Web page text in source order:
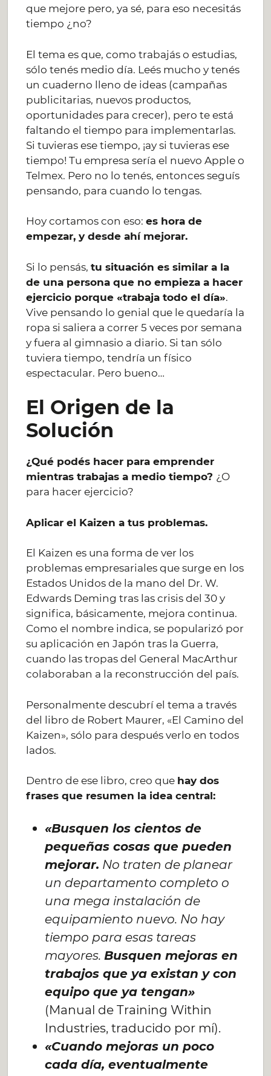
que mejore pero, ya sé, para eso necesitás
tiempo ¿no?
El tema es que, como trabajás o estudias,
sólo tenés medio día. Leés mucho y tenés
un cuaderno lleno de ideas (campañas
publicitarias, nuevos productos,
oportunidades para crecer), pero te está
faltando el tiempo para implementarlas.
Si tuvieras ese tiempo, ¡ay si tuvieras ese
tiempo! Tu empresa sería el nuevo Apple o
Telmex. Pero no lo tenés, entonces seguís
pensando, para cuando lo tengas.
Hoy cortamos con eso:es hora de
empezar, y desde ahí mejorar.
Si lo pensás,tu situación es similar a la
de una persona que no empieza a hacer
ejercicio porque «trabaja todo el día».
Vive pensando lo genial que le quedaría la
ropa si saliera a correr 5 veces por semana
y fuera al gimnasio a diario. Si tan sólo
tuviera tiempo, tendría un físico
espectacular. Pero bueno…
El Origen de la
Solución
¿Qué podés hacer para emprender
mientras trabajas a medio tiempo? ¿O
para hacer ejercicio?
Aplicar el Kaizen a tus problemas.
El Kaizen es una forma de ver los
problemas empresariales que surge en los
Estados Unidos de la mano del Dr. W.
Edwards Deming tras las crisis del 30 y
significa, básicamente, mejora continua.
Como el nombre indica, se popularizó por
su aplicación en Japón tras la Guerra,
cuando las tropas del General MacArthur
colaboraban a la reconstrucción del país.
Personalmente descubrí el tema a través
del libro de Robert Maurer, «El Camino del
Kaizen», sólo para después verlo en todos
lados.
Dentro de ese libro, creo que hay dos
frases que resumen la idea central:
«Busquen los cientos de
pequeñas cosas que pueden
mejorar. No traten de planear
un departamento completo o
una mega instalación de
equipamiento nuevo. No hay
tiempo para esas tareas
mayores. Busquen mejoras en
trabajos que ya existan y con
equipo que ya tengan»
(Manual de Training Within
Industries, traducido por mí).
«Cuando mejoras un poco
cada día, eventualmente